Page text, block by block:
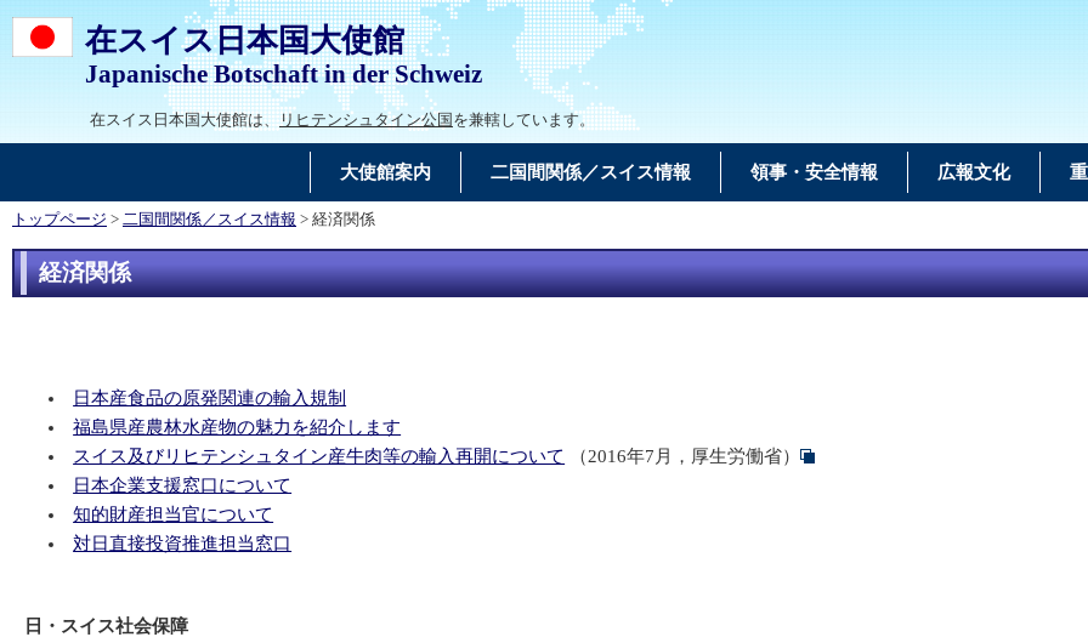
在スイス日本国大使館
Japanische Botschaft in der Schweiz
在スイス日本国大使館は、リヒテンシュタイン公国 を兼轄しています。
大使館案内 二国間関係／スイス情報 領事・安全情報 広報文化
トップページ > 二国間関係／スイス情報 > 経済関係
経済関係
日本産食品の原発関連の輸入規制
福島県産農林水産物の魅力を紹介します
スイス及びリヒテンシュタイン産牛肉等の輸入再開について
（2016年7月，厚生労働省）
日本企業支援窓口について
知的財産担当官について
対日直接投資推進担当窓口
日・スイス社会保障